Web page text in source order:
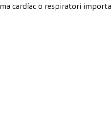
cardíac o respiratori